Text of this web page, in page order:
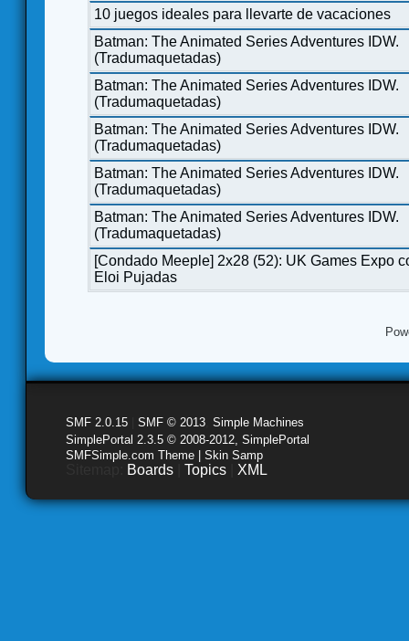
10 juegos ideales para llevarte de vacaciones
Batman: The Animated Series Adventures IDW.
(Tradumaquetadas)
Batman: The Animated Series Adventures IDW.
(Tradumaquetadas)
Batman: The Animated Series Adventures IDW.
(Tradumaquetadas)
Batman: The Animated Series Adventures IDW.
(Tradumaquetadas)
Batman: The Animated Series Adventures IDW.
(Tradumaquetadas)
[Condado Meeple] 2x28 (52): UK Games Expo
Eloi Pujadas
SMF 2.0.15 SMF © 2013 Simple Machines
SimplePortal 2.3.5 © 2008-2012, SimplePortal
SMFSimple.com Theme | Skin Samp
Boards Topics XML